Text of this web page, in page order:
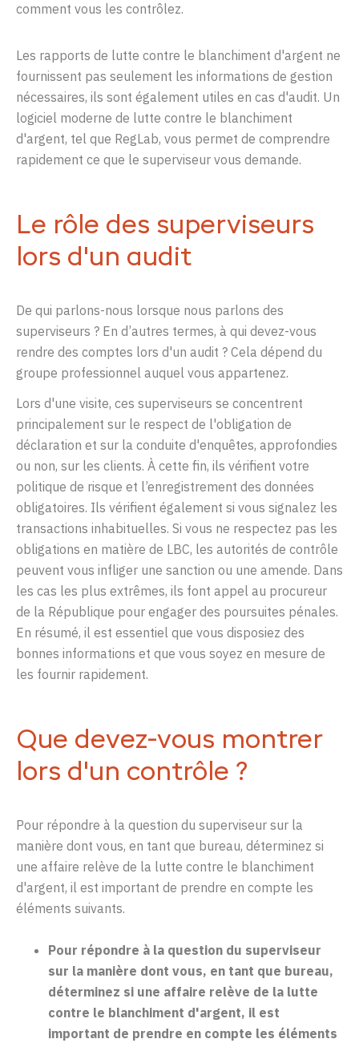
comment vous les contrôlez.
Les rapports de lutte contre le blanchiment d'argent ne
fournissent pas seulement les informations de gestion
nécessaires, ils sont également utiles en cas d'audit. Un
logiciel moderne de lutte contre le blanchiment
d'argent, tel que RegLab, vous permet de comprendre
rapidement ce que le superviseur vous demande.
Le rôle des superviseurs
lors d'un audit
De qui parlons-nous lorsque nous parlons des
superviseurs ? En d’autres termes, à qui devez-vous
rendre des comptes lors d'un audit ? Cela dépend du
groupe professionnel auquel vous appartenez.
Lors d'une visite, ces superviseurs se concentrent
principalement sur le respect de l'obligation de
déclaration et sur la conduite d'enquêtes, approfondies
ou non, sur les clients. À cette fin, ils vérifient votre
politique de risque et l’enregistrement des données
obligatoires. Ils vérifient également si vous signalez les
transactions inhabituelles. Si vous ne respectez pas les
obligations en matière de LBC, les autorités de contrôle
peuvent vous infliger une sanction ou une amende. Dans
les cas les plus extrêmes, ils font appel au procureur
de la République pour engager des poursuites pénales.
En résumé, il est essentiel que vous disposiez des
bonnes informations et que vous soyez en mesure de
les fournir rapidement.
Que devez-vous montrer
lors d'un contrôle ?
Pour répondre à la question du superviseur sur la
manière dont vous, en tant que bureau, déterminez si
une affaire relève de la lutte contre le blanchiment
d'argent, il est important de prendre en compte les
éléments suivants.
Pour répondre à la question du superviseur
sur la manière dont vous, en tant que bureau,
déterminez si une affaire relève de la lutte
contre le blanchiment d'argent, il est
important de prendre en compte les éléments